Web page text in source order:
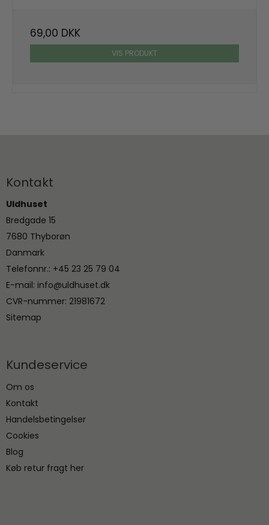
69,00 DKK
VIS PRODUKT
Kontakt
Uldhuset
Bredgade 15
7680 Thyborøn
Danmark
Telefonnr.: +45 23 25 79 04
E-mail: info@uldhuset.dk
CVR-nummer: 21981672
Sitemap
Kundeservice
Om os
Kontakt
Handelsbetingelser
Cookies
Blog
Køb retur fragt her